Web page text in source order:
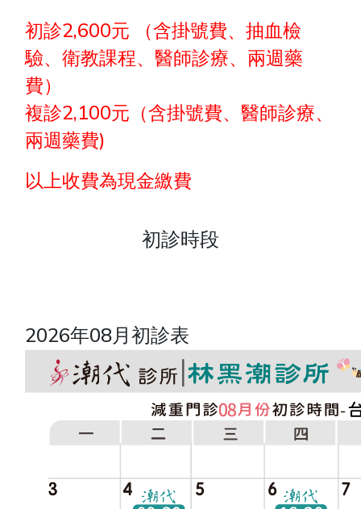
初診2,600元 （含掛號費、抽血檢
驗、衛教課程、醫師診療、兩週藥
費）
複診2,100元（含掛號費、醫師診療、
兩週藥費)
以上收費為現金繳費
初診時段
2026年08月初診表